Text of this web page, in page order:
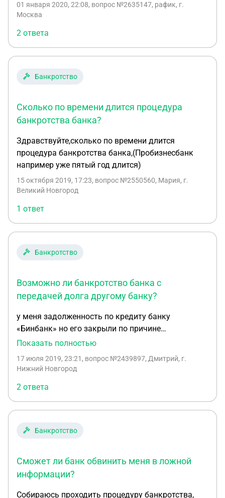
силу апелляции, они не пошли к приставам , а
банкротство , есть выход , как уйти от
банкротства ?
01 января 2020, 22:08, вопрос №2635147, рафик, г.
Москва
2 ответа
Банкротство
Сколько по времени длится процедура
банкротства банка?
Здравствуйте,сколько по времени длится
процедура банкротства банка,(Пробизнесбанк
например уже пятый год длится)
15 октября 2019, 17:23, вопрос №2550560, Мария, г.
Великий Новгород
1 ответ
Банкротство
Возможно ли банкротство банка с
передачей долга другому банку?
у меня задолженность по кредиту банку
«Бинбанк» но его закрыли по причине
банкротства. Но потом оказалось что произошло
клиентом которого я являюсь. Имеет ли право
я у них ни чего не брал.
Показать полностью
17 июля 2019, 23:21 , вопрос №2439897, Дмитрий, г.
Нижний Новгород
2 ответа
Банкротство
Сможет ли банк обвинить меня в ложной
информации?
Собираюсь проходить процедуру банкротства,